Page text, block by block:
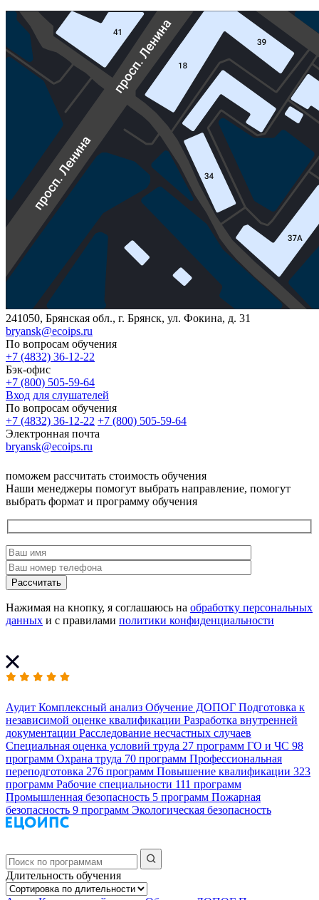
241050, Брянская обл., г. Брянск, ул. Фокина, д. 31
bryansk@ecoips.ru
По вопросам обучения
+7 (4832) 36-12-22
Бэк-офис
+7 (800) 505-59-64
Вход для слушателей
По вопросам обучения
+7 (4832) 36-12-22 +7 (800) 505-59-64
Электронная почта
bryansk@ecoips.ru
поможем рассчитать стоимость обучения
Наши менеджеры помогут выбрать направление, помогут
выбрать формат и программу обучения
Рассчитать
Нажимая на кнопку, я соглашаюсь на обработку персональных
данных и с правилами политики конфиденциальности
Аудит Комплексный анализ Обучение ДОПОГ Подготовка к
независимой оценке квалификации Разработка внутренней
документации Расследование несчастных случаев
Специальная оценка условий труда 27 программ ГО и ЧС 98
программ Охрана труда 70 программ Профессиональная
переподготовка 276 программ Повышение квалификации 323
программ Рабочие специальности 111 программ
Промышленная безопасность 5 программ Пожарная
безопасность 9 программ Экологическая безопасность
Длительность обучения